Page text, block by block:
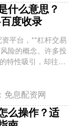
什么意思？
度收录
平台，**杠杆交易
险的概念。许多投
特性吸引，却往往
风险。那么，杠
免息配资网
么操作？适